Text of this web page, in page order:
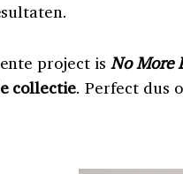
project is No More
collectie. Perfect dus